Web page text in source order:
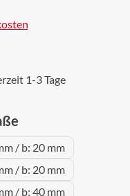
1-3 Tage
/ b: 20 mm
/ b: 20 mm
/ b: 40 mm